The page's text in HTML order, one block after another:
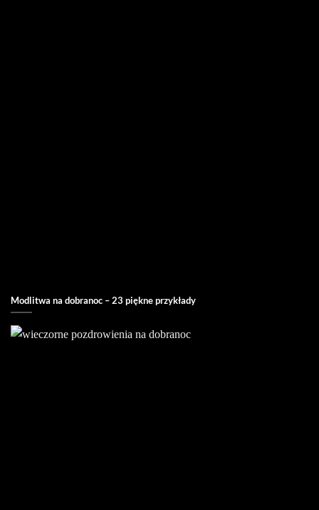
Modlitwa na dobranoc – 23 piękne przykłady